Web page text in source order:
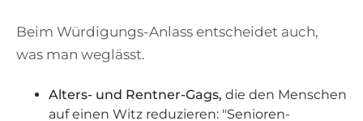
Beim Würdigungs-Anlass entscheidet auch,
was man weglässt.
Alters- und Rentner-Gags, die den Menschen
auf einen Witz reduzieren: "Senioren-